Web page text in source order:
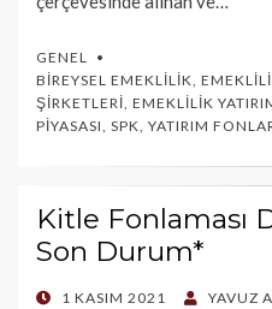
GENEL
BIREYSEL EMEKLILIK,
ŞIRKETLERI, EMEKLILIK
PIYASASI, SPK, YATIRIM
Kitle Fonlaması
Son Durum*
POSTED
1 KASIM 2021 YAVUZ